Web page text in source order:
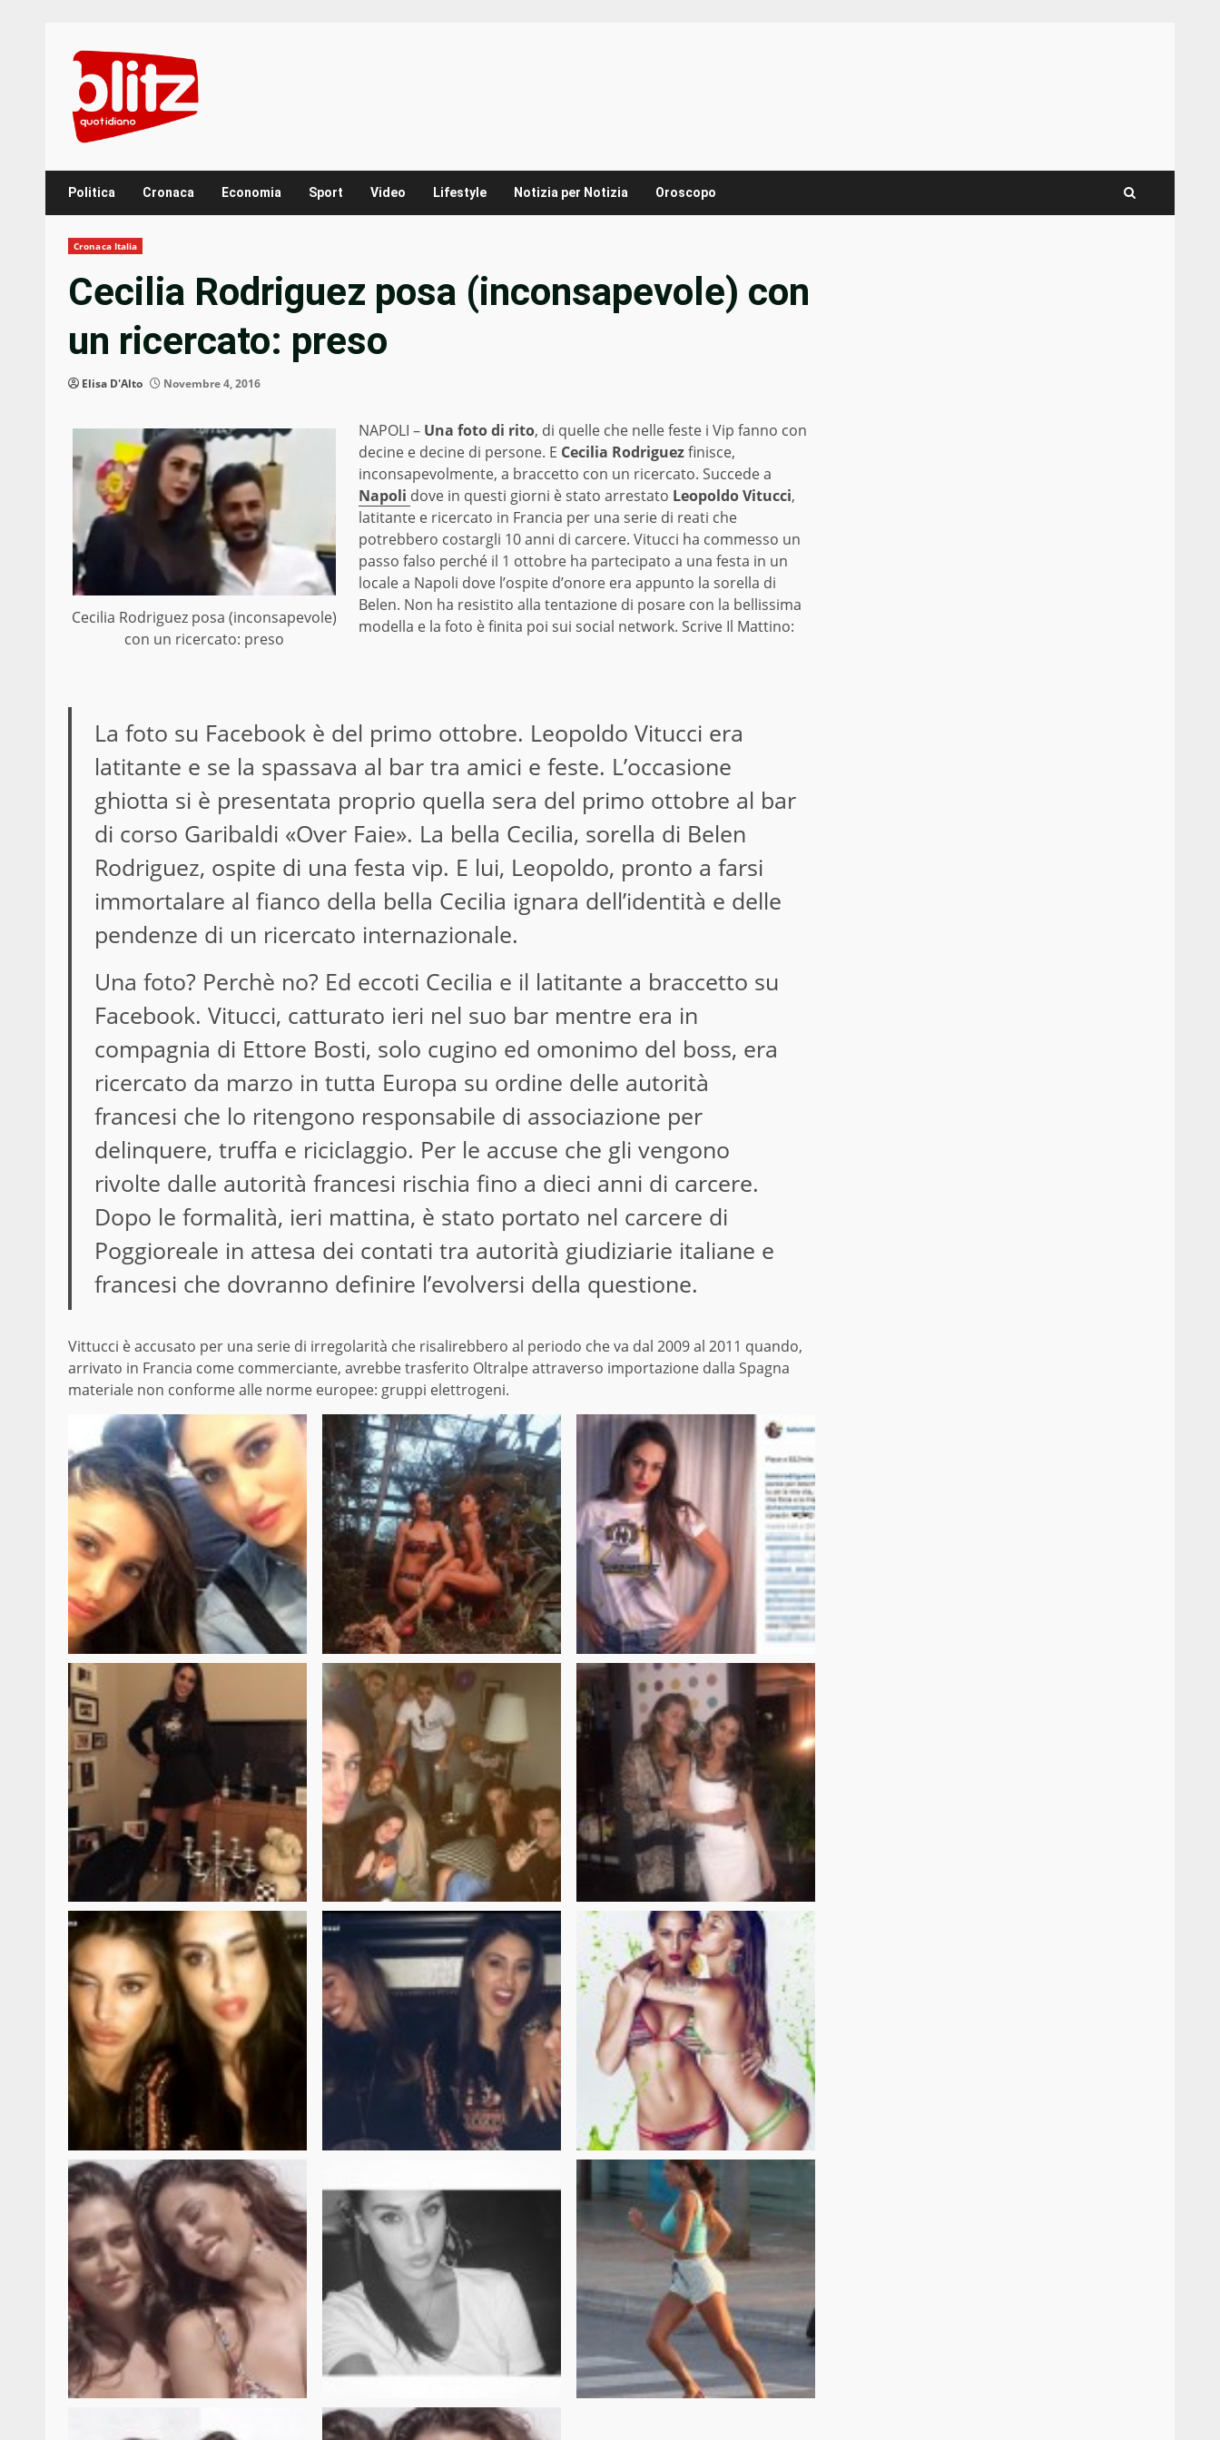
content
Politica Cronaca Economia Sport Video Lifestyle Notizia per Notizia Oroscopo
Cronaca Italia
Cecilia Rodriguez posa (inconsapevole) con
un ricercato: preso
Elisa D'Alto Novembre 4, 2016
Cecilia Rodriguez posa (inconsapevole)
con un ricercato: preso
NAPOLI – Una foto di rito, di quelle che nelle feste i Vip fanno con
decine e decine di persone. E Cecilia Rodriguezfinisce,
inconsapevolmente, a braccetto con un ricercato. Succede a
Napoli dove in questi giorni è stato arrestato Leopoldo Vitucci,
latitante e ricercato in Francia per una serie di reati che
potrebbero costargli 10 anni di carcere. Vitucci ha commesso un
passo falso perché il 1 ottobre ha partecipato a una festa in un
locale a Napoli dove l’ospite d’onore era appunto la sorella di
Belen. Non ha resistito alla tentazione di posare con la bellissima
modella e la foto è finita poi sui social network. Scrive Il Mattino:
La foto su Facebook è del primo ottobre. Leopoldo Vitucci era
latitante e se la spassava al bar tra amici e feste. L’occasione
ghiotta si è presentata proprio quella sera del primo ottobre al bar
di corso Garibaldi «Over Faie». La bella Cecilia, sorella di Belen
Rodriguez, ospite di una festa vip. E lui, Leopoldo, pronto a farsi
immortalare al fianco della bella Cecilia ignara dell’identità e delle
pendenze di un ricercato internazionale.
Una foto? Perchè no? Ed eccoti Cecilia e il latitante a braccetto su
Facebook. Vitucci, catturato ieri nel suo bar mentre era in
compagnia di Ettore Bosti, solo cugino ed omonimo del boss, era
ricercato da marzo in tutta Europa su ordine delle autorità
francesi che lo ritengono responsabile di associazione per
delinquere, truffa e riciclaggio. Per le accuse che gli vengono
rivolte dalle autorità francesi rischia fino a dieci anni di carcere.
Dopo le formalità, ieri mattina, è stato portato nel carcere di
Poggioreale in attesa dei contati tra autorità giudiziarie italiane e
francesi che dovranno definire l’evolversi della questione.
Vittucci è accusato per una serie di irregolarità che risalirebbero al periodo che va dal 2009 al 2011 quando,
arrivato in Francia come commerciante, avrebbe trasferito Oltralpe attraverso importazione dalla Spagna
materiale non conforme alle norme europee: gruppi elettrogeni.